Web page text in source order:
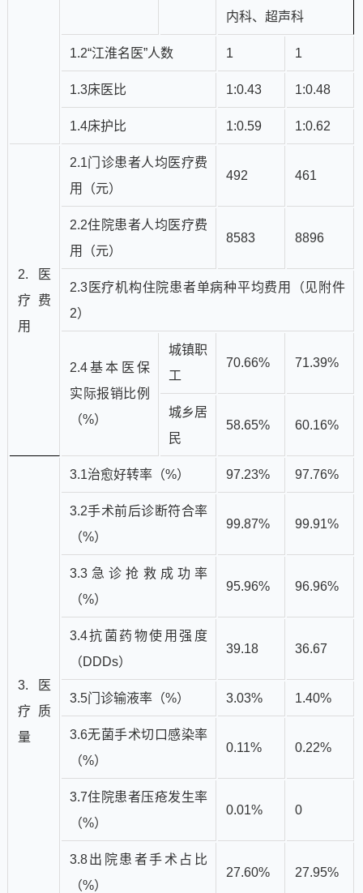
内科、超声科
1.2“江淮名医”人数 1 1
1.3床医比 1:0.43 1:0.48
1.4床护比 1:0.59 1:0.62
2.医
疗费
用
2.1门诊患者人均医疗费
用（元）
492 461
2.2住院患者人均医疗费
用（元）
8583 8896
2.3医疗机构住院患者单病种平均费用（见附件
2）
2.4基本医保
实际报销比例
（%）
城镇职
工
70.66% 71.39%
城乡居
民
58.65% 60.16%
3.医
疗质
量
3.1治愈好转率（%） 97.23% 97.76%
3.2手术前后诊断符合率
（%）
99.87% 99.91%
3.3急诊抢救成功率
（%）
95.96% 96.96%
3.4抗菌药物使用强度
（DDDs）
39.18 36.67
3.5门诊输液率（%） 3.03% 1.40%
3.6无菌手术切口感染率
（%）
0.11% 0.22%
3.7住院患者压疮发生率
（%）
0.01% 0
3.8出院患者手术占比
（%）
27.60% 27.95%